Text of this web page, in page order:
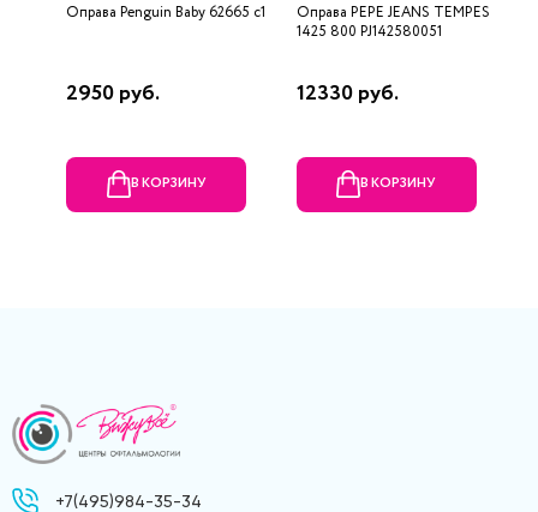
Оправа Penguin Baby 62665 c1
2950 руб.
В КОРЗИНУ
Оправа PEPE JEANS TEMPEST
1425 800 PJ142580051
12330 руб.
В КОРЗИНУ
+7(495)984-35-34